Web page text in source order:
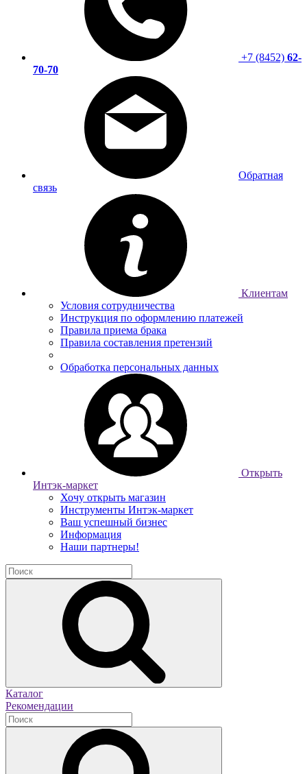
+7 (8452) 62-
70-70
Обратная
связь
Клиентам
Условия сотрудничества
Инструкция по оформлению платежей
Правила приема брака
Правила составления претензий
Обработка персональных данных
Открыть
Интэк-маркет
Хочу открыть магазин
Инструменты Интэк-маркет
Ваш успешный бизнес
Информация
Наши партнеры!
Каталог
Рекомендации